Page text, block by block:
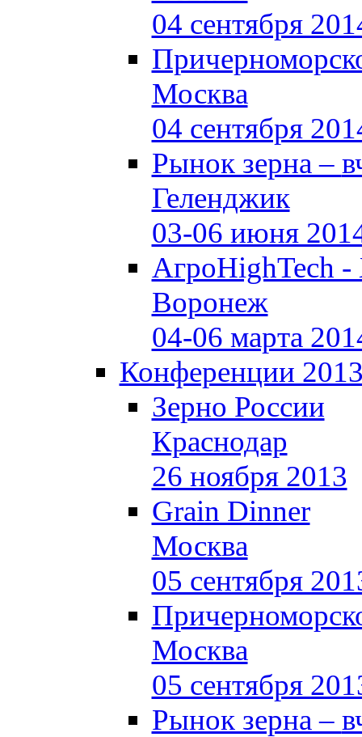
04 сентября
Москва
04 сентября
Рынок зерна –
Геленджик
03-06 июня
АгроHighTech
Воронеж
04-06 марта
Конференции
Зерно России
Краснодар
26 ноября 2013
Grain Dinner
Москва
05 сентября
Москва
05 сентября
Рынок зерна –